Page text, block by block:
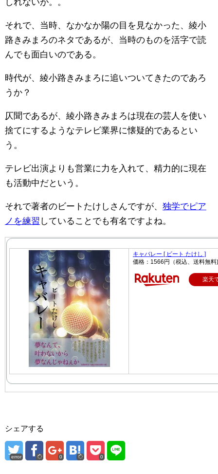
しれないが。。
それで、当時、なかなか陽の目を見なかった、綾小
路きみまろのネタであるが、当時のものを活字で読
んでも面白いのである。
時代が、綾小路きみまろに追いついてきたのであろ
うか？
仄聞であるが、綾小路きみまろは現在の芸人を使い
捨てにするようなテレビ業界に懐疑的であるとい
う。
テレビ出演よりも営業に力を入れて、精力的に現在
も活動中だという。
それで著者のビートたけしさんですが、 独学でピア
ノを練習 していることでも有名ですよね。
キャバレー [ ビート たけし ]
価格：1566円（税込、送料無料)
楽天
シェアする
error 0 0